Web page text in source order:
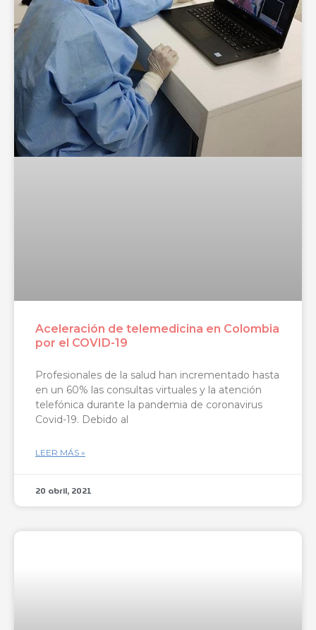
Aceleración de telemedicina en Colombia
por el COVID-19
Profesionales de la salud han incrementado hasta
en un 60% las consultas virtuales y la atención
telefónica durante la pandemia de coronavirus
Covid-19. Debido al
LEER MÁS »
20 abril, 2021